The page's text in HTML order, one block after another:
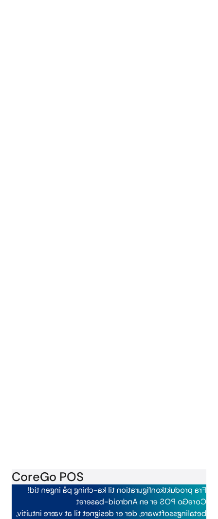
CoreGo POS
Fra produktkonfiguration til ka-ching på ingen tid!
CoreGo POS er en Android-baseret
betalingssoftware, der er designet til at være intuitiv,